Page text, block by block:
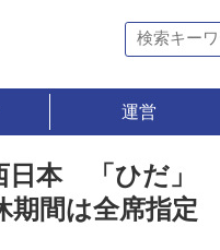
運営
日本 「ひだ」
間は全席指定